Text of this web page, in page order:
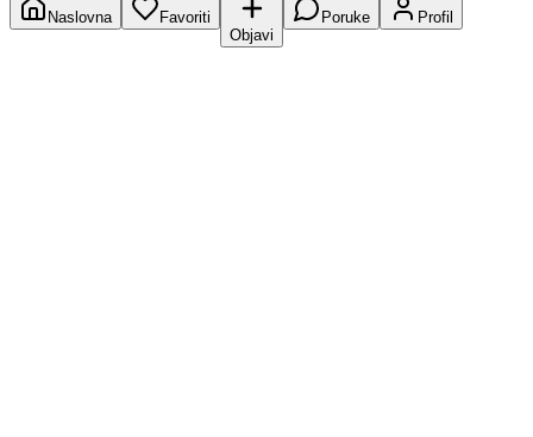
Naslovna
Favoriti
Objavi
Poruke Profil